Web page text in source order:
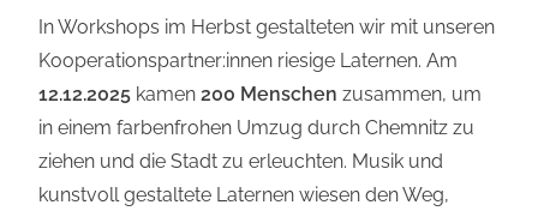
In Workshops im Herbst gestalteten wir mit unseren
Kooperationspartner:innen riesige Laternen. Am
12.12.2025 kamen200 Menschen zusammen, um
in einem farbenfrohen Umzug durch Chemnitz zu
ziehen und die Stadt zu erleuchten. Musik und
kunstvoll gestaltete Laternen wiesen den Weg,